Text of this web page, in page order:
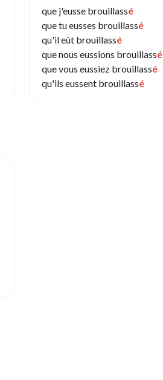
que j'eusse brouillassé
que tu eusses brouillassé
qu'il eût brouillassé
que nous eussions brouillassé
que vous eussiez brouillassé
qu'ils eussent brouillassé